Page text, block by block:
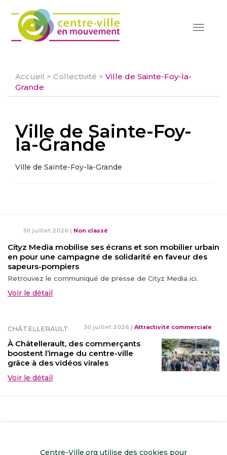
Toggle
Accueil > Collectivité > Ville de Sainte-Foy-la-
Grande
Ville de Sainte-Foy-
la-Grande
Ville de Sainte-Foy-la-Grande
30 juillet 2026 | Non classé
Cityz Media mobilise ses écrans et son mobilier urbain
en pour une campagne de solidarité en faveur des
sapeurs-pompiers
Retrouvez le communiqué de presse de Cityz Media ici.
Voir le détail
CHÂTELLERAULT 30 juillet 2026 | Attractivité commerciale
À Châtellerault, des commerçants
boostent l’image du centre-ville
grâce à des vidéos virales
Voir le détail
Centre-Ville.org utilise des cookies pour